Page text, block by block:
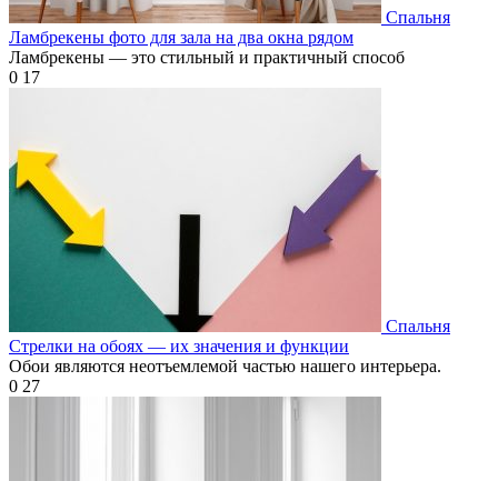
Спальня
Ламбрекены фото для зала на два окна рядом
Ламбрекены — это стильный и практичный способ
0 17
Спальня
Стрелки на обоях — их значения и функции
Обои являются неотъемлемой частью нашего интерьера.
0 27